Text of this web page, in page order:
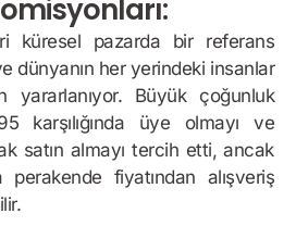
küresel pazarda bir referans
dünyanın her yerindeki insanlar
yararlanıyor. Büyük çoğunluk
karşılığında üye olmayı ve
satın almayı tercih etti, ancak
perakende fiyatından alışveriş